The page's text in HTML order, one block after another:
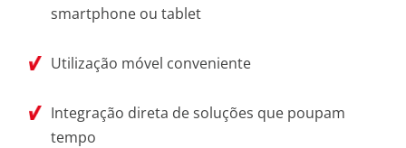
smartphone ou tablet
Utilização móvel conveniente
Integração direta de soluções que poupam
tempo